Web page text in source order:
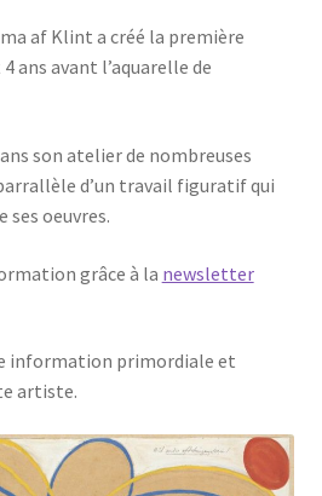
af Klint a créé la première
ans avant l’aquarelle de
son atelier de nombreuses
d’un travail figuratif qui
oeuvres.
grâce à la newsletter
information primordiale et
artiste.